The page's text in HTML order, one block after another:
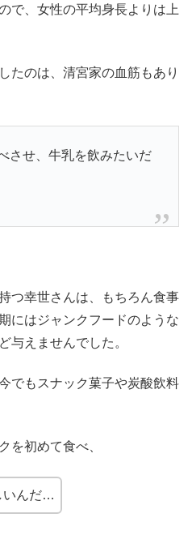
で、女性の平均身長よりは上
たのは、清宮家の血筋もあり
させ、牛乳を飲みたいだ
つ幸世さんは、もちろん食事
にはジャンクフードのような
与えませんでした。
でもスナック菓子や炭酸飲料
を初めて食べ、
いんだ…